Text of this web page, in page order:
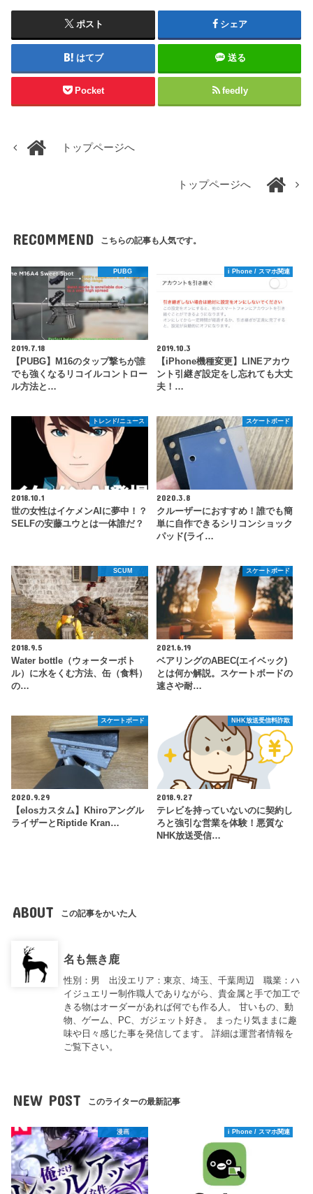
ポスト シェア
はてブ 送る
Pocket feedly
トップページへ
トップページへ
RECOMMEND こちらの記事も人気です。
PUBG
2019.7.18
【PUBG】M16のタップ撃ちが誰
でも強くなるリコイルコントロー
ル方法と…
i Phone / スマホ関連
2019.10.3
【iPhone機種変更】LINEアカウ
ント引継ぎ設定をし忘れても大丈
夫！…
トレンド/ニュース
2018.10.1
世の女性はイケメンAIに夢中！？
SELFの安藤ユウとは一体誰だ？
スケートボード
2020.3.8
クルーザーにおすすめ！誰でも簡
単に自作できるシリコンショック
パッド(ライ…
SCUM
2018.9.5
Water bottle（ウォーターボト
ル）に水をくむ方法、缶（食料）
の…
スケートボード
2021.6.19
ベアリングのABEC(エイベック)
とは何か解説。スケートボードの
速さや耐…
スケートボード
2020.9.29
【elosカスタム】Khiroアングル
ライザーとRiptide Kran…
NHK放送受信料詐欺
2018.9.27
テレビを持っていないのに契約し
ろと強引な営業を体験！悪質な
NHK放送受信…
ABOUT この記事をかいた人
名も無き鹿
性別：男 出没エリア：東京、埼玉、千葉周辺 職業：ハ
イジュエリー制作職人でありながら、貴金属と手で加工で
きる物はオーダーがあれば何でも作る人。 甘いもの、動
物、ゲーム、PC、ガジェット好き。 まったり気ままに趣
味や日々感じた事を発信してます。 詳細は運営者情報を
ご覧下さい。
NEW POST このライターの最新記事
漫画 i Phone / スマホ関連